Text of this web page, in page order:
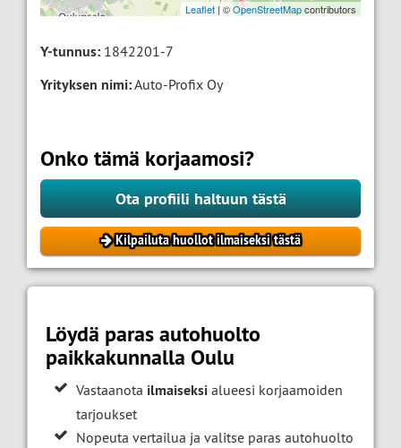
Leaflet | ©OpenStreetMapcontributors
Y-tunnus: 1842201-7
Yrityksen nimi:Auto-Profix Oy
Onko tämä korjaamosi?
Ota profiili haltuun tästä
Kilpailuta huollot ilmaiseksi tästä
Löydä paras autohuolto
paikkakunnalla Oulu
Vastaanota ilmaiseksi alueesi korjaamoiden
tarjoukset
Nopeuta vertailua ja valitse paras autohuolto